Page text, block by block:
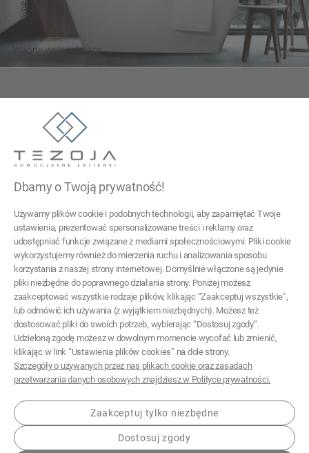
Wygodne i luksusowe
Wanny wolnostojące
03-017 Warszawa
tezoja@gmail.com
Pomoc
Płatności i dostawa
Informacje
O nas
Dbamy o Twoją prywatność!
Używamy plików cookie i podobnych technologii, aby zapamiętać Twoje
ustawienia, prezentować spersonalizowane treści i reklamy oraz
udostępniać funkcje związane z mediami społecznościowymi. Pliki cookie
wykorzystujemy również do mierzenia ruchu i analizowania sposobu
korzystania z naszej strony internetowej. Domyślnie włączone są jedynie
pliki niezbędne do poprawnego działania strony. Poniżej możesz
zaakceptować wszystkie rodzaje plików, klikając “Zaakceptuj wszystkie”,
lub odmówić ich używania (z wyjątkiem niezbędnych). Możesz też
dostosować pliki do swoich potrzeb, wybierając “Dostosuj zgody”.
Udzieloną zgodę możesz w dowolnym momencie wycofać lub zmienić,
klikając w link “Ustawienia plików cookies” na dole strony.
Szczegóły o używanych przez nas plikach cookie oraz zasadach
przetwarzania danych osobowych znajdziesz w Polityce prywatności.
Zaakceptuj tylko niezbędne
Dostosuj zgody